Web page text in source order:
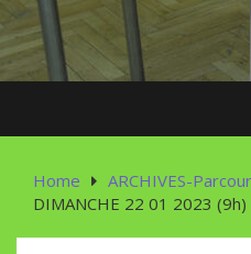
Home
ARCHIVES-
DIMANCHE 22 01 2023 (9h)